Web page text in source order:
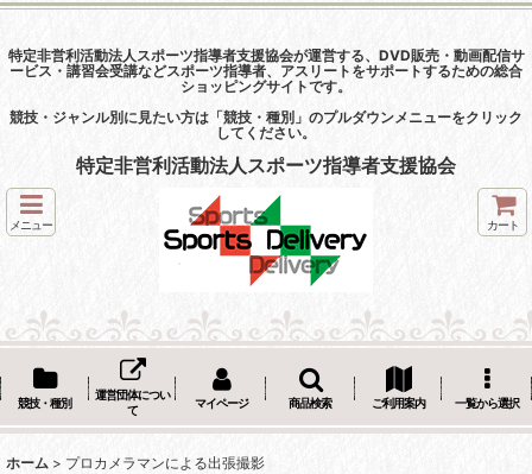
特定非営利活動法人スポーツ指導者支援協会が運営する、DVD販売・動画配信サ
ービス・講習会受講などスポーツ指導者、アスリートをサポートするための総合
ショッピングサイトです。
競技・ジャンル別に見たい方は「競技・種別」のプルダウンメニューをクリック
してください。
特定非営利活動法人スポーツ指導者支援協会
メニュー カート
競技・種別
運営団体につい
て
マイページ 商品検索 ご利用案内 一覧から選択
ホーム > プロカメラマンによる出張撮影